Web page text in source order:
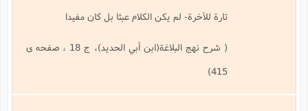
تارة للآخرة- لم يكن الكلام عبثا بل كان مفيدا
( شرح نهج البلاغة(ابن أبي الحديد)، ج 18 ، صفحه ى
415)